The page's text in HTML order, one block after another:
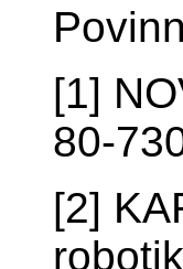
[1]
80-
[2]